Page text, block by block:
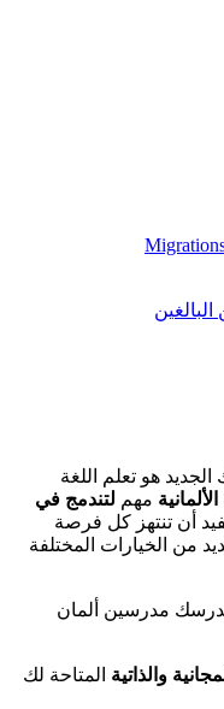
هو تعلم اللغة
مهم لتندمج في
أن تنتهز كل فرصة
من الخيارات المختلفة
مدرسين ألمان
والذاتية المتاحة لك